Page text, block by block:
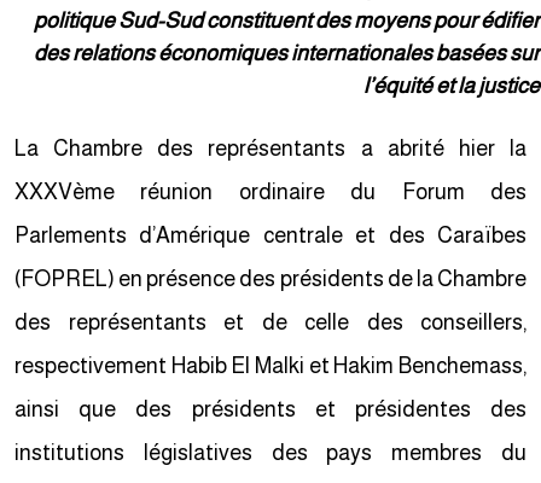
politique Sud-Sud constituent des moyens pour
des relations économiques internationales basées
l’équité et la
La Chambre des représentants a abrité hier la
XXXVème réunion ordinaire du Forum des
Parlements d’Amérique centrale et des Caraïbes
(FOPREL) en présence des présidents de la Chambre
des représentants et de celle des conseillers,
respectivement Habib El Malki et Hakim Benchemass,
ainsi que des présidents et présidentes des
institutions législatives des pays membres du